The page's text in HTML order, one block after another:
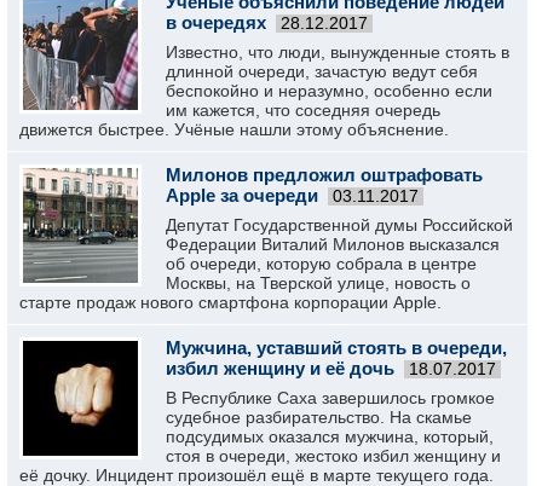
в очередях
28.12.2017
Известно, что люди, вынужденные стоять в
длинной очереди, зачастую ведут себя
беспокойно и неразумно, особенно если
им кажется, что соседняя очередь
движется быстрее. Учёные нашли этому объяснение.
Милонов предложил оштрафовать
Apple за очереди
03.11.2017
Депутат Государственной думы Российской
Федерации Виталий Милонов высказался
об очереди, которую собрала в центре
Москвы, на Тверской улице, новость о
старте продаж нового смартфона корпорации Apple.
Мужчина, уставший стоять в очереди,
избил женщину и её дочь
18.07.2017
В Республике Саха завершилось громкое
судебное разбирательство. На скамье
подсудимых оказался мужчина, который,
стоя в очереди, жестоко избил женщину и
её дочку. Инцидент произошёл ещё в марте текущего года.